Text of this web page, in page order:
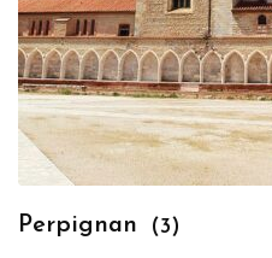
Perpignan (3)